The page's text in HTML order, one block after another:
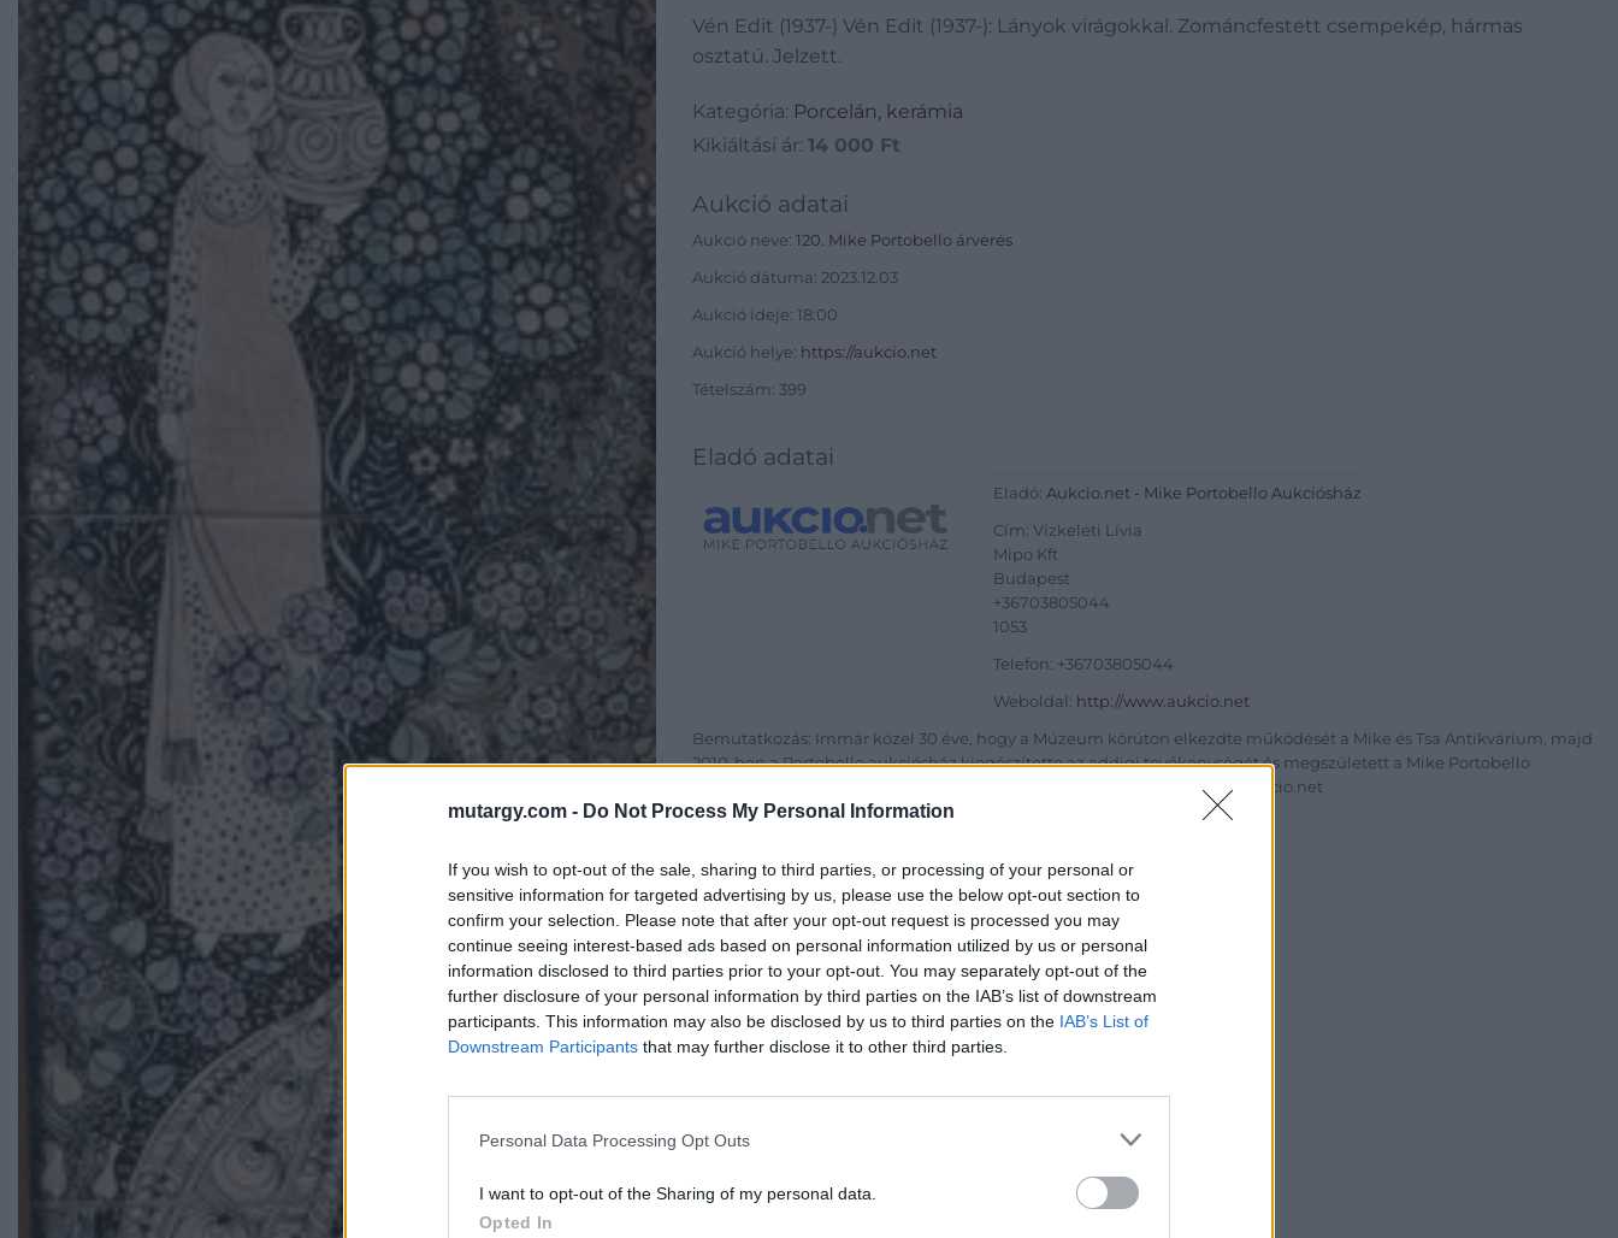
mutargy.com - Do Not Process My Personal Information
If you wish to opt-out of the sale, sharing to third parties, or processing of your personal or
sensitive information for targeted advertising by us, please use the below opt-out section to
confirm your selection. Please note that after your opt-out request is processed you may
continue seeing interest-based ads based on personal information utilized by us or personal
information disclosed to third parties prior to your opt-out. You may separately opt-out of the
further disclosure of your personal information by third parties on the IAB’s list of downstream
participants. This information may also be disclosed by us to third parties on the IAB’s List of
Downstream Participants that may further disclose it to other third parties.
Personal Data Processing Opt Outs
I want to opt-out of the Sharing of my personal data.
Opted In
Vén Edit (1937-) Vén Edit (1937-): Lányok virágokkal. Zománcfestett csempekép, hármas
osztatú. Jelzett.
Kategória: Porcelán, kerámia
Kikiáltási ár: 14 000 Ft
Aukció adatai
Aukció neve: 120. Mike Portobello árverés
Aukció dátuma: 2023.12.03
Aukció ideje: 18:00
Aukció helye: https://aukcio.net
Tételszám: 399
Eladó adatai
Eladó: Aukcio.net - Mike Portobello Aukciósház
Cím: Vízkeleti Lívia
Mipo Kft
Budapest
+36703805044
1053
Telefon: +36703805044
Weboldal: http://www.aukcio.net
Bemutatkozás: Immár közel 30 éve, hogy a Múzeum körúton elkezdte működését a Mike és Tsa Antikvárium, majd
2010-ben a Portobello aukciósház kiegészítette az addigi tevékenységét és megszületett a Mike Portobello
Aukciósház. 2022-től saját oldalunkon bonyolítjuk árverésünket. www.aukcio.net